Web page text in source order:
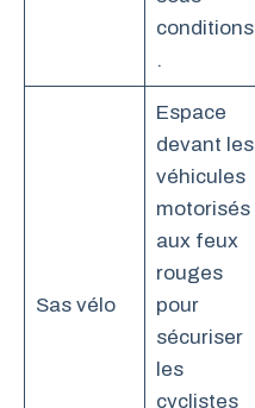
conditions
.
Sas vélo
Espace
devant les
véhicules
motorisés
aux feux
rouges
pour
sécuriser
les
cyclistes